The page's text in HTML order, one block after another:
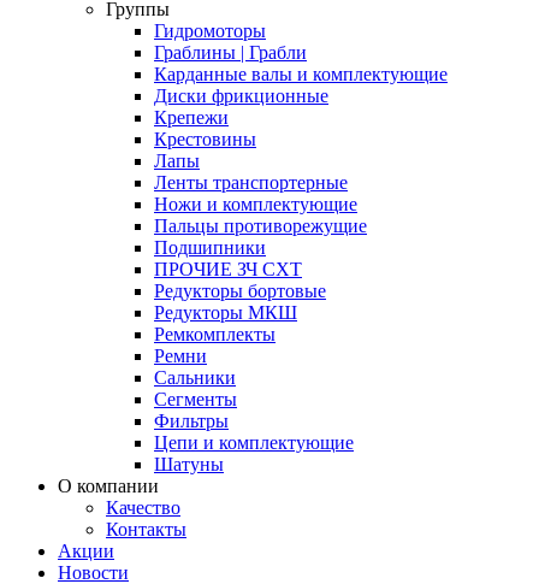
Группы
Гидромоторы
Граблины | Грабли
Карданные валы и комплектующие
Диски фрикционные
Крепежи
Крестовины
Лапы
Ленты транспортерные
Ножи и комплектующие
Пальцы противорежущие
Подшипники
ПРОЧИЕ ЗЧ СХТ
Редукторы бортовые
Редукторы МКШ
Ремкомплекты
Ремни
Сальники
Сегменты
Фильтры
Цепи и комплектующие
Шатуны
О компании
Качество
Контакты
Акции
Новости